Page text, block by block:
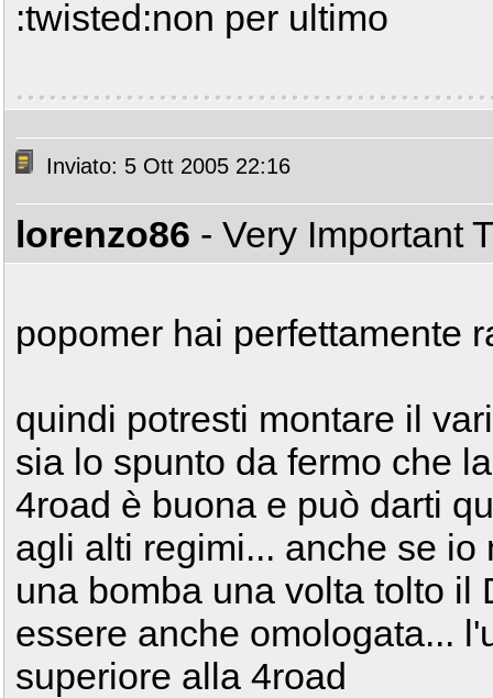
:twisted:non per ultimo
Inviato: 5 Ott 2005 22:16
lorenzo86 - Very Important
popomer hai perfettamente
quindi potresti montare il
sia lo spunto da fermo che
4road è buona e può darti
agli alti regimi... anche se
una bomba una volta tolto il
essere anche omologata...
superiore alla 4road